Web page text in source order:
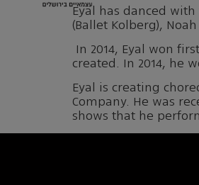
Eyal has danced
(Ballet Kolberg),
In 2014, Eyal won
created. In 2014, he
Eyal is creating
Company. He was
shows that he